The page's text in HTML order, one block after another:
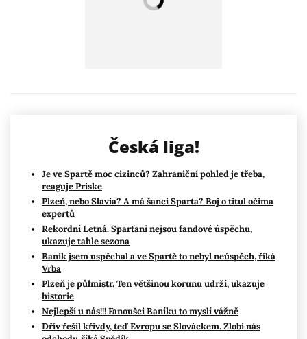
Česká liga!
Je ve Spartě moc cizinců? Zahraniční pohled je třeba,
reaguje Priske
Plzeň, nebo Slavia? A má šanci Sparta? Boj o titul očima
expertů
Rekordní Letná. Sparťani nejsou fandové úspěchu,
ukazuje tahle sezona
Baník jsem uspěchal a ve Spartě to nebyl neúspěch, říká
Vrba
Plzeň je půlmistr. Ten většinou korunu udrží, ukazuje
historie
Nejlepší u nás!!! Fanoušci Baníku to myslí vážně
Dřív řešil křivdy, teď Evropu se Slováckem. Zlobí nás